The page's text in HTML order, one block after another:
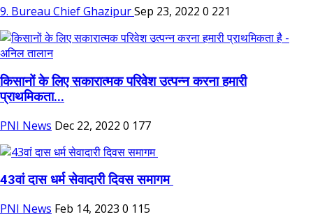
9. Bureau Chief GhazipurSep 23, 2022 0 221
किसानों के लिए सकारात्मक परिवेश उत्पन्न करना हमारी
प्राथमिकता...
PNI News Dec 22, 2022 0 177
43वां दास धर्म सेवादारी दिवस समागम
PNI News Feb 14, 2023 0 115